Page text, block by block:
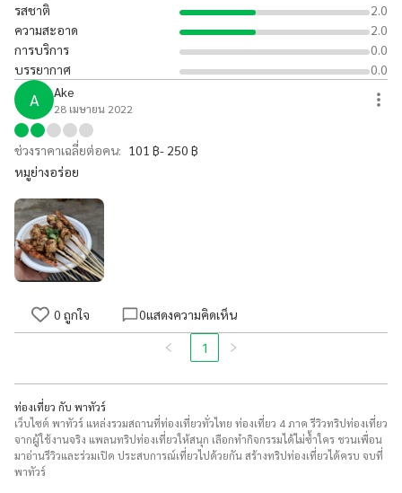
รสชาติ
2.0
ความสะอาด
2.0
การบริการ
0.0
บรรยากาศ
0.0
A Ake
28 เมษายน 2022
ช่วงราคาเฉลี่ยต่อคน: 101 ฿- 250 ฿
หมูย่างอร่อย
0 ถูกใจ 0แสดงความคิดเห็น
1
ท่องเที่ยว กับ พาทัวร์
เว็บไซต์ พาทัวร์ แหล่งรวมสถานที่ท่องเที่ยวทั่วไทย ท่องเที่ยว 4 ภาค รีวิวทริปท่องเที่ยว
จากผู้ใช้งานจริง แพลนทริปท่องเที่ยวให้สนุก เลือกทำกิจกรรมได้ไม่ซ้ำใคร ชวนเพื่อน
มาอ่านรีวิวและร่วมเปิด ประสบการณ์เที่ยวไปด้วยกัน สร้างทริปท่องเที่ยวได้ครบ จบที่
พาทัวร์